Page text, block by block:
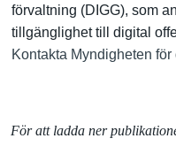
förvaltning (DIGG), som
tillgänglighet till digital
Kontakta Myndigheten
För att ladda ner